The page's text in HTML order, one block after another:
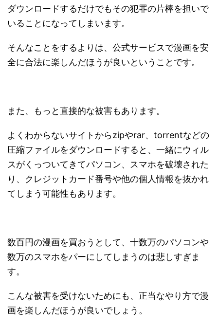
ダウンロードするだけでもその犯罪の片棒を担いで
いることになってしまいます。
そんなことをするよりは、公式サービスで漫画を安
全に合法に楽しんだほうが良いということです。
また、もっと直接的な被害もあります。
よくわからないサイトからzipやrar、torrentなどの
圧縮ファイルをダウンロードすると、一緒にウィル
スがくっついてきてパソコン、スマホを破壊された
り、クレジットカード番号や他の個人情報を抜かれ
てしまう可能性もあります。
数百円の漫画を買おうとして、十数万のパソコンや
数万のスマホをパーにしてしまうのは悲しすぎま
す。
こんな被害を受けないためにも、正当なやり方で漫
画を楽しんだほうが良いでしょう。